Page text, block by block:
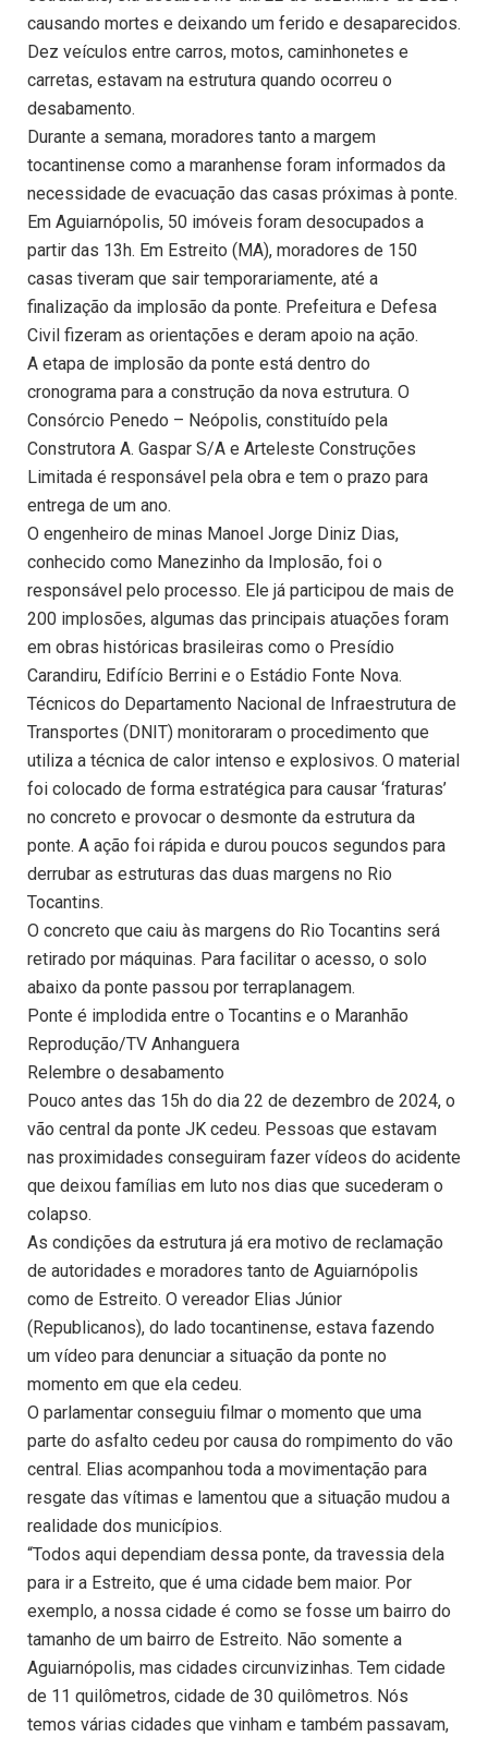
causando mortes e deixando um ferido e desaparecidos.
Dez veículos entre carros, motos, caminhonetes e
carretas, estavam na estrutura quando ocorreu o
desabamento.
Durante a semana, moradores tanto a margem
tocantinense como a maranhense foram informados da
necessidade de evacuação das casas próximas à ponte.
Em Aguiarnópolis, 50 imóveis foram desocupados a
partir das 13h. Em Estreito (MA), moradores de 150
casas tiveram que sair temporariamente, até a
finalização da implosão da ponte. Prefeitura e Defesa
Civil fizeram as orientações e deram apoio na ação.
A etapa de implosão da ponte está dentro do
cronograma para a construção da nova estrutura. O
Consórcio Penedo – Neópolis, constituído pela
Construtora A. Gaspar S/A e Arteleste Construções
Limitada é responsável pela obra e tem o prazo para
entrega de um ano.
O engenheiro de minas Manoel Jorge Diniz Dias,
conhecido como Manezinho da Implosão, foi o
responsável pelo processo. Ele já participou de mais de
200 implosões, algumas das principais atuações foram
em obras históricas brasileiras como o Presídio
Carandiru, Edifício Berrini e o Estádio Fonte Nova.
Técnicos do Departamento Nacional de Infraestrutura de
Transportes (DNIT) monitoraram o procedimento que
utiliza a técnica de calor intenso e explosivos. O material
foi colocado de forma estratégica para causar ‘fraturas’
no concreto e provocar o desmonte da estrutura da
ponte. A ação foi rápida e durou poucos segundos para
derrubar as estruturas das duas margens no Rio
Tocantins.
O concreto que caiu às margens do Rio Tocantins será
retirado por máquinas. Para facilitar o acesso, o solo
abaixo da ponte passou por terraplanagem.
Ponte é implodida entre o Tocantins e o Maranhão
Reprodução/TV Anhanguera
Relembre o desabamento
Pouco antes das 15h do dia 22 de dezembro de 2024, o
vão central da ponte JK cedeu. Pessoas que estavam
nas proximidades conseguiram fazer vídeos do acidente
que deixou famílias em luto nos dias que sucederam o
colapso.
As condições da estrutura já era motivo de reclamação
de autoridades e moradores tanto de Aguiarnópolis
como de Estreito. O vereador Elias Júnior
(Republicanos), do lado tocantinense, estava fazendo
um vídeo para denunciar a situação da ponte no
momento em que ela cedeu.
O parlamentar conseguiu filmar o momento que uma
parte do asfalto cedeu por causa do rompimento do vão
central. Elias acompanhou toda a movimentação para
resgate das vítimas e lamentou que a situação mudou a
realidade dos municípios.
“Todos aqui dependiam dessa ponte, da travessia dela
para ir a Estreito, que é uma cidade bem maior. Por
exemplo, a nossa cidade é como se fosse um bairro do
tamanho de um bairro de Estreito. Não somente a
Aguiarnópolis, mas cidades circunvizinhas. Tem cidade
de 11 quilômetros, cidade de 30 quilômetros. Nós
temos várias cidades que vinham e também passavam,